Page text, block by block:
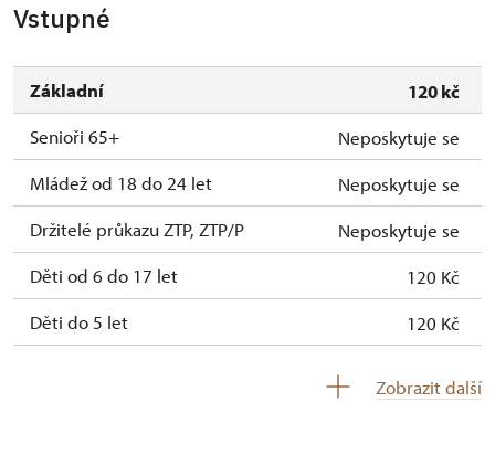
Vstupné
Základní
120 kč
Senioři 65+
Neposkytuje se
Mládež od 18 do 24 let
Neposkytuje se
Držitelé průkazu ZTP, ZTP/P
Neposkytuje se
Děti od 6 do 17 let
120 Kč
Děti do 5 let
120 Kč
Zobrazit další